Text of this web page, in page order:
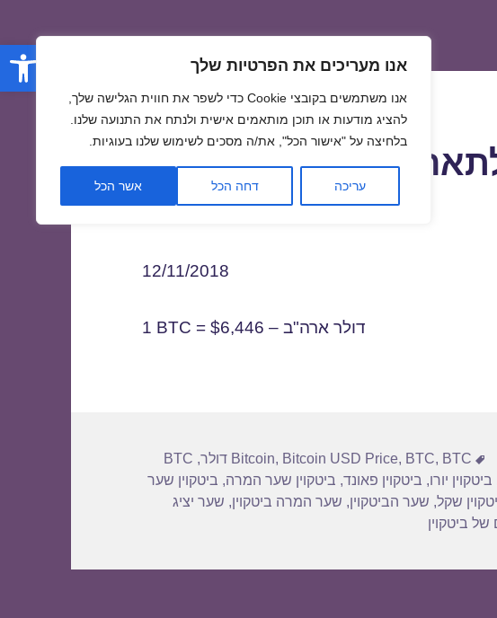
פתח אנו מעריכים את הפרטיות שלך
אנו משתמשים בקובצי Cookie כדי לשפר את חווית הגלישה שלך,
להציג מודעות או תוכן מותאמים אישית ולנתח את התנועה שלנו.
בלחיצה על "אישור הכל", את/ה מסכים לשימוש שלנו בעוגיות.
עריכה דחה הכל אשר הכל
11/2018
12/11/2018
1 BTC = $6,446 – דולר ארה"ב
תגיות Bitcoin, Bitcoin USD Price, BTC, BTC דולר ,
BTC
ביטקוין יורו, ביטקוין פאונד, ביטקוין שער המרה, ביטקוין שער
שקל, שער הביטקוין, שער המרה ביטקוין, שער יציג
של ביטקוין